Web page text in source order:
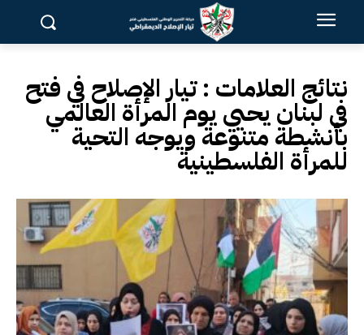
نتائج العلامات :تيار الإصلاح في فتح
في لبنان يحيي يوم المرأة العالمي
بأنشطة متنوعة ويوجه التحية
للمرأة الفلسطينية